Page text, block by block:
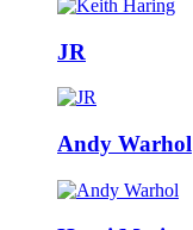
JR
Andy Warhol